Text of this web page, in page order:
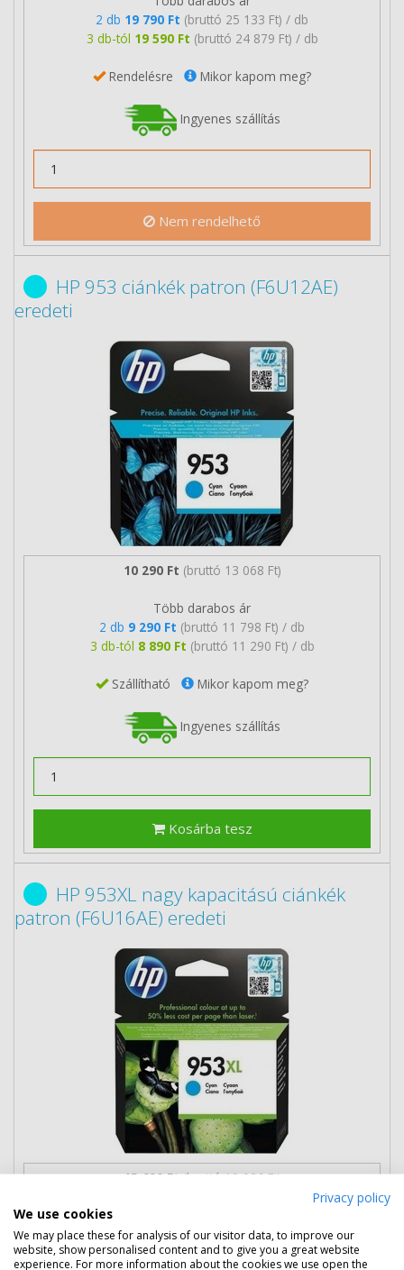
2 db 19 790 Ft (bruttó 25 133 Ft) / db
3 db-tól 19 590 Ft (bruttó 24 879 Ft) / db
Rendelésre Mikor kapom meg?
Ingyenes szállítás
Nem rendelhető
HP 953 ciánkék patron (F6U12AE)
eredeti
10 290 Ft (bruttó 13 068 Ft)
Több darabos ár
2 db 9 290 Ft (bruttó 11 798 Ft) / db
3 db-tól 8 890 Ft (bruttó 11 290 Ft) / db
Szállítható Mikor kapom meg?
Ingyenes szállítás
Kosárba tesz
HP 953XL nagy kapacitású ciánkék
patron (F6U16AE) eredeti
15 690 Ft (bruttó 19 926 Ft)
2 db14 490 Ft (bruttó 18 402 Ft) / db
3 db-tól13 390 Ft (bruttó 17 005 Ft) / db
Privacy policy
We use cookies
We may place these for analysis of our visitor data, to improve our
website, show personalised content and to give you a great website
experience. For more information about the cookies we use open the